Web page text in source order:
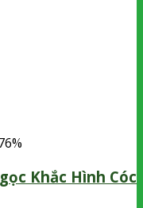
Khắc Hình Cóc